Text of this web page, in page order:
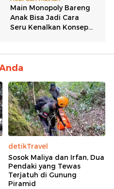
detikTravel
Sosok Maliya dan Irfan, Dua
Pendaki yang Tewas
Terjatuh di Gunung
Piramid